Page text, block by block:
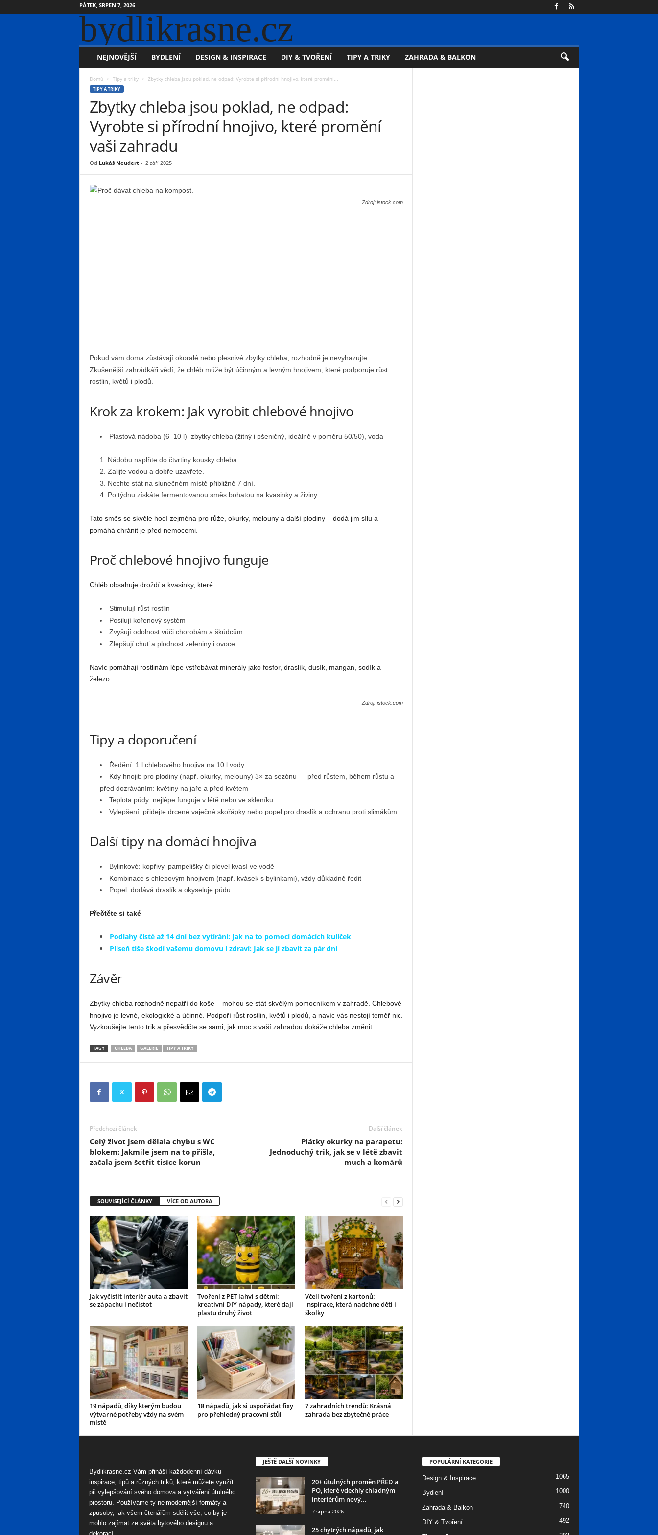
PÁTEK, SRPEN 7, 2026
bydlikrasne.cz
NEJNOVĚJŠÍ BYDLENÍ DESIGN & INSPIRACE DIY & TVOŘENÍ TIPY A TRIKY ZAHRADA & BALKON
Domů Tipy a triky Zbytky chleba jsou poklad, ne odpad: Vyrobte si přírodní hnojivo, které promění...
TIPY A TRIKY
Zbytky chleba jsou poklad, ne odpad:
Vyrobte si přírodní hnojivo, které promění
vaši zahradu
Od Lukáš Neudert- 2 září 2025
Zdroj: istock.com
Pokud vám doma zůstávají okoralé nebo plesnivé zbytky chleba, rozhodně je nevyhazujte.
Zkušenější zahrádkáři vědí, že chléb může být účinným a levným hnojivem, které podporuje růst
rostlin, květů i plodů.
Krok za krokem: Jak vyrobit chlebové hnojivo
Plastová nádoba (6–10 l), zbytky chleba (žitný i pšeničný, ideálně v poměru 50/50), voda
Nádobu naplňte do čtvrtiny kousky chleba.
Zalijte vodou a dobře uzavřete.
Nechte stát na slunečném místě přibližně 7 dní.
Po týdnu získáte fermentovanou směs bohatou na kvasinky a živiny.
Tato směs se skvěle hodí zejména pro růže, okurky, melouny a další plodiny – dodá jim sílu a
pomáhá chránit je před nemocemi.
Proč chlebové hnojivo funguje
Chléb obsahuje droždí a kvasinky, které:
Stimulují růst rostlin
Posilují kořenový systém
Zvyšují odolnost vůči chorobám a škůdcům
Zlepšují chuť a plodnost zeleniny i ovoce
Navíc pomáhají rostlinám lépe vstřebávat minerály jako fosfor, draslík, dusík, mangan, sodík a
železo.
Zdroj: istock.com
Tipy a doporučení
Ředění: 1 l chlebového hnojiva na 10 l vody
Kdy hnojit: pro plodiny (např. okurky, melouny) 3× za sezónu — před růstem, během růstu a
před dozráváním; květiny na jaře a před květem
Teplota půdy: nejlépe funguje v létě nebo ve skleníku
Vylepšení: přidejte drcené vaječné skořápky nebo popel pro draslík a ochranu proti slimákům
Další tipy na domácí hnojiva
Bylinkové: kopřivy, pampelišky či plevel kvasí ve vodě
Kombinace s chlebovým hnojivem (např. kvásek s bylinkami), vždy důkladně ředit
Popel: dodává draslík a okyseluje půdu
Přečtěte si také
Podlahy čisté až 14 dní bez vytírání: Jak na to pomocí domácích kuliček
Plíseň tiše škodí vašemu domovu i zdraví: Jak se jí zbavit za pár dní
Závěr
Zbytky chleba rozhodně nepatří do koše – mohou se stát skvělým pomocníkem v zahradě. Chlebové
hnojivo je levné, ekologické a účinné. Podpoří růst rostlin, květů i plodů, a navíc vás nestojí téměř nic.
Vyzkoušejte tento trik a přesvědčte se sami, jak moc s vaší zahradou dokáže chleba změnit.
TAGY CHLEBA GALERIE TIPY A TRIKY
Předchozí článek
Celý život jsem dělala chybu s WC
blokem: Jakmile jsem na to přišla,
začala jsem šetřit tisíce korun
Další článek
Plátky okurky na parapetu:
Jednoduchý trik, jak se v létě zbavit
much a komárů
SOUVISEJÍCÍ ČLÁNKY VÍCE OD AUTORA
Jak vyčistit interiér auta a zbavit
se zápachu i nečistot
Tvoření z PET lahví s dětmi:
kreativní DIY nápady, které dají
plastu druhý život
Včelí tvoření z kartonů:
inspirace, která nadchne děti i
školky
19 nápadů, díky kterým budou
výtvarné potřeby vždy na svém
místě
18 nápadů, jak si uspořádat fixy
pro přehledný pracovní stůl
7 zahradních trendů: Krásná
zahrada bez zbytečné práce
Bydlikrasne.cz Vám přináší každodenní dávku
inspirace, tipů a různých triků, které můžete využít
při vylepšování svého domova a vytváření útulného
prostoru. Používáme ty nejmodernější formáty a
způsoby, jak všem čtenářům sdělit vše, co by je
mohlo zajímat ze světa bytového designu a
dekorací.
JEŠTĚ DALŠÍ NOVINKY
20+ útulných proměn PŘED a
PO, které vdechly chladným
interiérům nový...
7 srpna 2026
25 chytrých nápadů, jak
POPULÁRNÍ KATEGORIE
Design & Inspirace 1065
Bydlení 1000
Zahrada & Balkon 740
DIY & Tvoření 492